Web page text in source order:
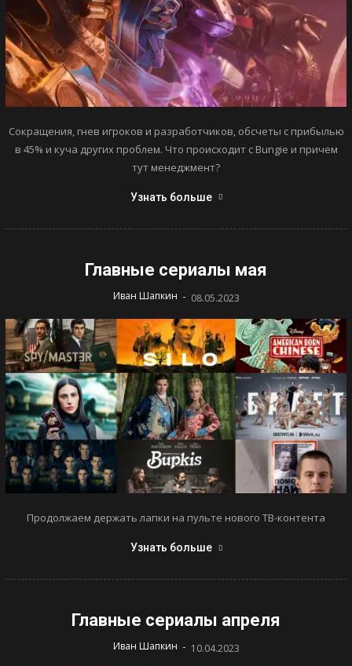
Сокращения, гнев игроков и разработчиков, обсчеты с прибылью
в 45% и куча других проблем. Что происходит с Bungie и причем
тут менеджмент?
Узнать больше
Главные сериалы мая
Иван Шапкин - 08.05.2023
Продолжаем держать лапки на пульте нового ТВ-контента
Узнать больше
Главные сериалы апреля
Иван Шапкин - 10.04.2023